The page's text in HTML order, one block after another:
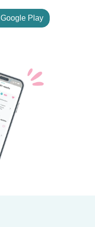
Google Play